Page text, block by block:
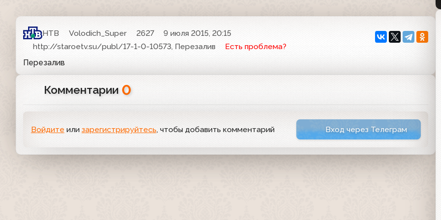
НТВ Volodich_Super 2627
9 июля 2015, 20:15
http://staroetv.su/publ/17-1-0-10573, Перезалив
Есть проблема?
Перезалив
Комментарии 0
Войдите или зарегистрируйтесь, чтобы добавить комментарий Вход через Телеграм